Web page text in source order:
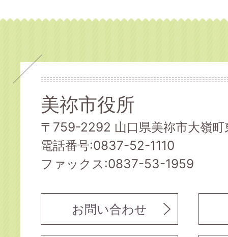
美祢市役所
〒759-2292 山口県美祢市大嶺
電話番号:0837-52-1110
ファックス:0837-53-1959
お問い合わせ